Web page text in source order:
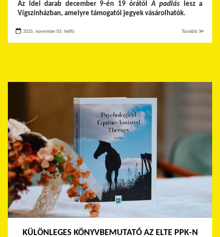
Az idei darab december 9-én 19 órátólA padlás lesz a
Vígszínházban, amelyre támogatói jegyek vásárolhatók.
2025. november 03. hétfő Tovább ≫
KÜLÖNLEGES KÖNYVBEMUTATÓ AZ ELTE PPK-N